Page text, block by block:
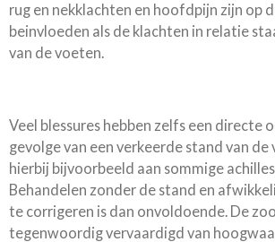
rug en nekklachten en hoofdpijn zijn op
beinvloeden als de klachten in relatie
van de voeten.
Veel blessures hebben zelfs een directe
gevolge van een verkeerde stand van de
hierbij bijvoorbeeld aan sommige
Behandelen zonder de stand en
te corrigeren is dan onvoldoende. De
tegenwoordig vervaardigd van